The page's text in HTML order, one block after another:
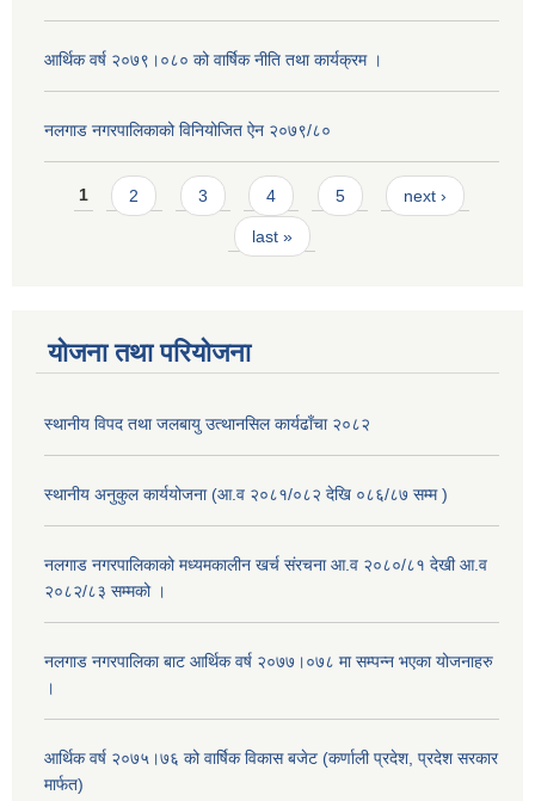
आर्थिक वर्ष २०७९।०८० को वार्षिक नीति तथा कार्यक्रम ।
नलगाड नगरपालिकाको विनियोजित ऐन २०७९/८०
Pages
1 2 3 4 5 next ›
last »
योजना तथा परियोजना
स्थानीय विपद तथा जलबायु उत्थानसिल कार्यढाँचा २०८२
स्थानीय अनुकुल कार्ययोजना (आ.व २०८१/०८२ देखि ०८६/८७ सम्म )
नलगाड नगरपालिकाको मध्यमकालीन खर्च संरचना आ.व २०८०/८१ देखी आ.व
२०८२/८३ सम्मको ।
नलगाड नगरपालिका बाट आर्थिक वर्ष २०७७।०७८ मा सम्पन्न भएका योजनाहरु
।
आर्थिक वर्ष २०७५।७६ को वार्षिक विकास बजेट (कर्णाली प्रदेश, प्रदेश सरकार
मार्फत)